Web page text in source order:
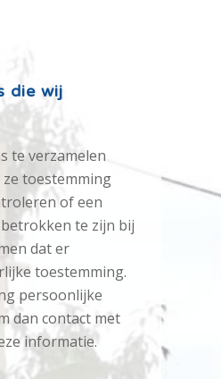
die wij
te verzamelen
toestemming
of een
te zijn bij
dat er
toestemming.
persoonlijke
dan contact met
informatie.